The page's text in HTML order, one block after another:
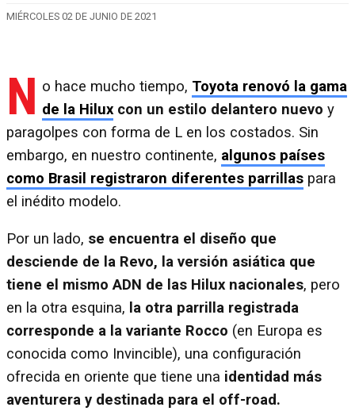
MIÉRCOLES 02 DE JUNIO DE 2021
N o hace mucho tiempo, Toyota renovó la gama
de la Hilux con un estilo delantero nuevo y
paragolpes con forma de L en los costados. Sin
embargo, en nuestro continente, algunos países
como Brasil registraron diferentes parrillas para
el inédito modelo.
Por un lado, se encuentra el diseño que
desciende de la Revo, la versión asiática que
tiene el mismo ADN de las Hilux nacionales, pero
en la otra esquina, la otra parrilla registrada
corresponde a la variante Rocco (en Europa es
conocida como Invincible), una configuración
ofrecida en oriente que tiene una identidad más
aventurera y destinada para el off-road.